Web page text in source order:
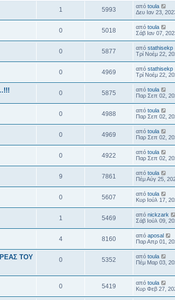
1 5993 από toula
Δευ Ιαν 23,
0 5018 από toula
Σάβ Ιαν 07,
0 5877 από stathisekp
Τρί Νοέμ 22,
0 4969 από stathisekp
Τρί Νοέμ 22,
0 5875 από toula
Παρ Σεπ 02,
0 4988 από toula
Παρ Σεπ 02,
0 4969 από toula
Παρ Σεπ 02,
0 4922 από toula
Παρ Σεπ 02,
9 7861 από toula
Πέμ Αύγ 25,
0 5607 από toula
Κυρ Ιούλ 17,
1 5469 από nickzark
Σάβ Ιούλ 09,
4 8160 από aposal
Παρ Απρ 01,
ΤΟΥ
0 5352 από toula
Πέμ Μαρ 03,
0 5419 από toula
Κυρ Φεβ 27,